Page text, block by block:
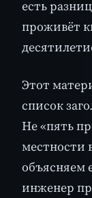
есть
проживёт
Этот
список
Не «пять
местности
объясняем
инженер